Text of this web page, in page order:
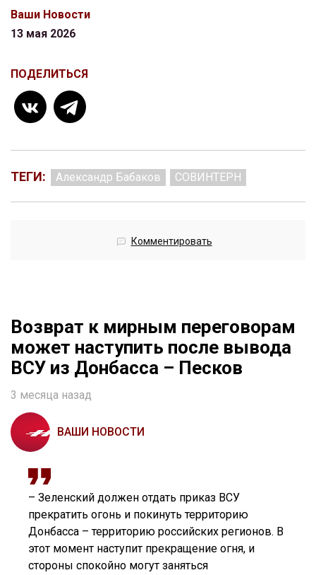
Ваши Новости
13 мая 2026
ПОДЕЛИТЬСЯ
ТЕГИ: Александр Бабаков СОВИНТЕРН
Комментировать
Возврат к мирным переговорам
может наступить после вывода
ВСУ из Донбасса – Песков
3 месяца назад
ВАШИ НОВОСТИ
– Зеленский должен отдать приказ ВСУ
прекратить огонь и покинуть территорию
Донбасса – территорию российских регионов. В
этот момент наступит прекращение огня, и
стороны спокойно могут заняться